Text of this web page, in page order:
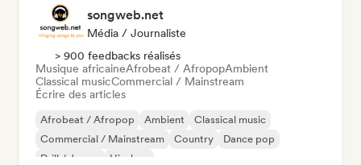
songweb.net
Média / Journaliste
> 900 feedbacks réalisés
Musique africaineAfrobeat / AfropopAmbient
Classical musicCommercial / Mainstream
Écrire des articles
Afrobeat / Afropop Ambient
Classical music
Commercial / Mainstream
Country
Dance pop
Drill / Jersey
Hip-hop